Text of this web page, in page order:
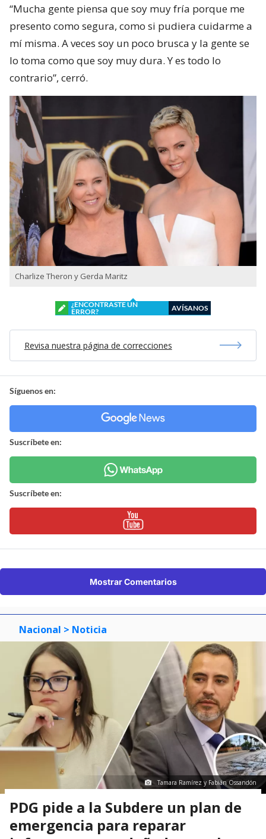
“Mucha gente piensa que soy muy fría porque me
presento como segura, como si pudiera cuidarme a
mí misma. A veces soy un poco brusca y la gente se
lo toma como que soy muy dura. Y es todo lo
contrario”, cerró.
Charlize Theron y Gerda Maritz
¿ENCONTRASTE UN
ERROR?
AVÍSANOS
Revisa nuestra página de correcciones
Síguenos en:
Suscríbete en:
Suscríbete en:
Mostrar Comentarios
Nacional > Noticia
Tamara Ramírez y Fabián Ossandón
PDG pide a la Subdere un plan de
emergencia para reparar